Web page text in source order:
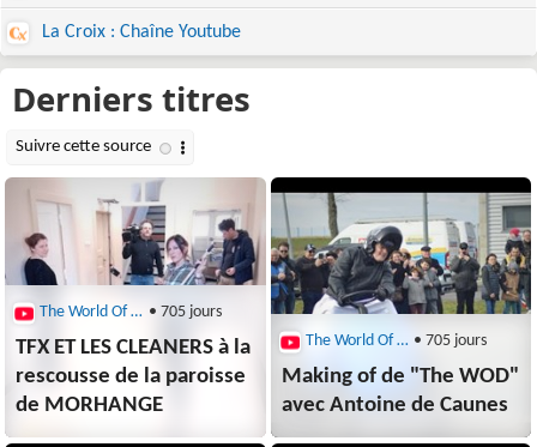
La Croix : Chaîne Youtube
The World Of Dany • 705 jours
TFX ET LES CLEANERS à la
rescousse de la paroisse
de MORHANGE
The World Of Dany • 705 jours
Making of de "The WOD"
avec Antoine de Caunes